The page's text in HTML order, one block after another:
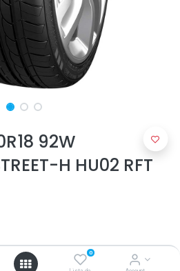
0
92W
H HU02 RFT